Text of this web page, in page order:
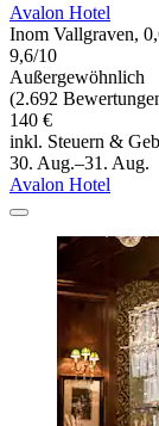
Avalon Hotel
Inom Vallgraven,
9,6/10
Außergewöhnlich
(2.692
140 €
inkl. Steuern &
30. Aug.–31. Aug.
Avalon Hotel